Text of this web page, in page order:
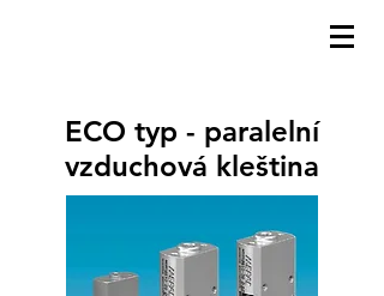
ECO typ - paralelní
vzduchová kleština